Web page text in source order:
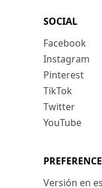
SOCIAL
Facebook
Instagram
Pinterest
TikTok
Twitter
YouTube
Versión en